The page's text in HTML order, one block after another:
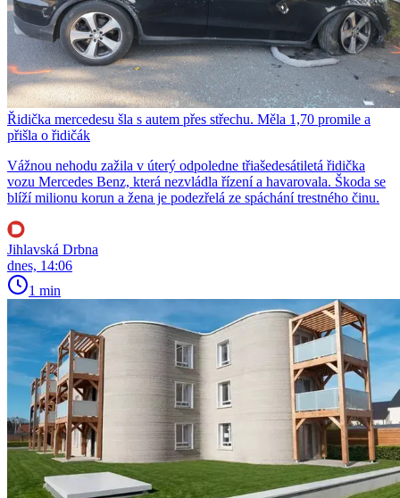
Řidička mercedesu šla s autem přes střechu. Měla 1,70 promile a
přišla o řidičák
Vážnou nehodu zažila v úterý odpoledne třiašedesátiletá řidička
vozu Mercedes Benz, která nezvládla řízení a havarovala. Škoda se
blíží milionu korun a žena je podezřelá ze spáchání trestného činu.
Jihlavská Drbna
dnes, 14:06
1 min